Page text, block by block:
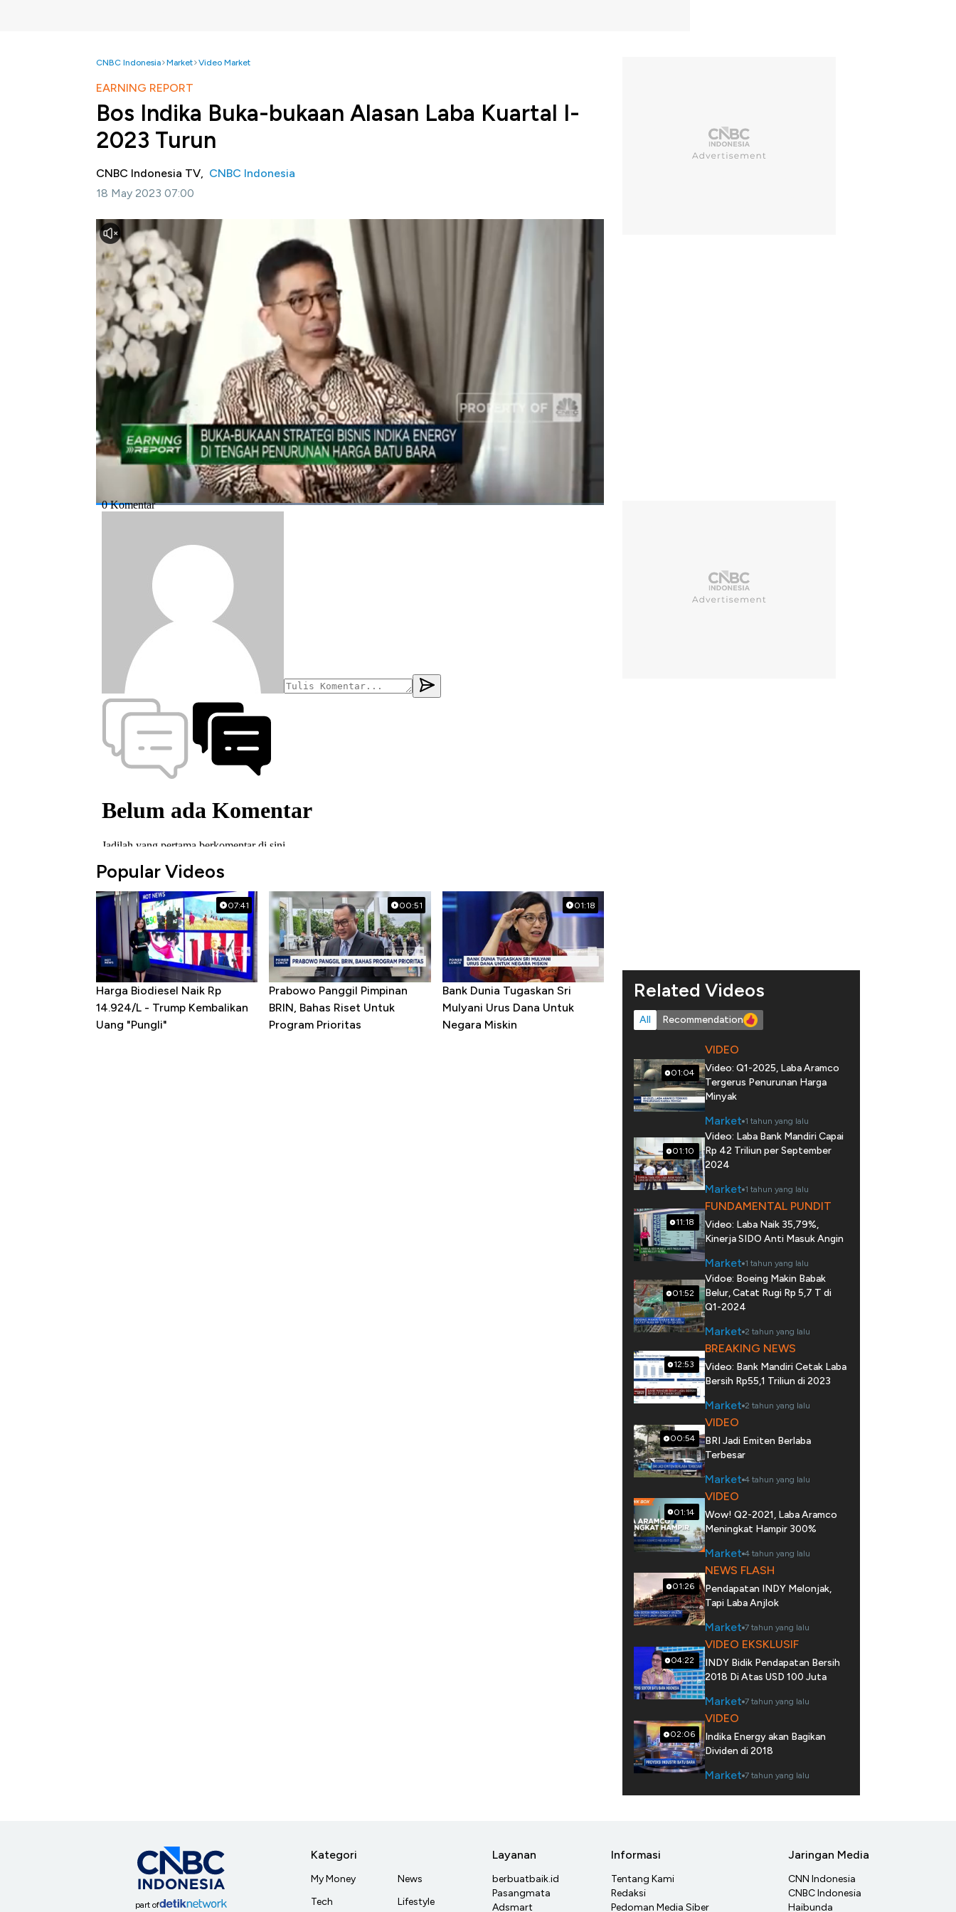
CNBC Indonesia Market Video Market
EARNING REPORT
Bos Indika Buka-bukaan Alasan Laba Kuartal I-
2023 Turun
CNBC Indonesia TV, CNBC Indonesia
18 May 2023 07:00
Jakarta, CNBC Indonesia
- President Director PT Indika Energy Tbk, Arsjad Rasjid menyampaikan
perubahan status perusahaan tambang Kontrak Karya (KK) menjadi Izin Usaha Pertambangan
Khusus (IUPK) telah berdampak bagi laba perusahaan. Selain itu penurunan laba pada kuartal 1 2023
tak terlepas dari dampak dari perubahan rezim izin tambang di Indonesia.
Simak informasi selengkapnya dalam program Earning Report di CNBC Indonesia (Kamis,
18/05/2023) Berikut Ini.
Bagikan:
#laba #indika energy #kuartal 1
Popular Videos
07:41
Harga Biodiesel Naik Rp
14.924/L - Trump Kembalikan
Uang "Pungli"
00:51
Prabowo Panggil Pimpinan
BRIN, Bahas Riset Untuk
Program Prioritas
01:18
Bank Dunia Tugaskan Sri
Mulyani Urus Dana Untuk
Negara Miskin
Related Videos
All Recommendation
01:04
VIDEO
Video: Q1-2025, Laba Aramco
Tergerus Penurunan Harga
Minyak
Market 1 tahun yang lalu
01:10
Video: Laba Bank Mandiri Capai
Rp 42 Triliun per September
2024
Market 1 tahun yang lalu
11:18
FUNDAMENTAL PUNDIT
Video: Laba Naik 35,79%,
Kinerja SIDO Anti Masuk Angin
Market 1 tahun yang lalu
01:52
Vidoe: Boeing Makin Babak
Belur, Catat Rugi Rp 5,7 T di
Q1-2024
Market 2 tahun yang lalu
12:53
BREAKING NEWS
Video: Bank Mandiri Cetak Laba
Bersih Rp55,1 Triliun di 2023
Market 2 tahun yang lalu
00:54
VIDEO
BRI Jadi Emiten Berlaba
Terbesar
Market 4 tahun yang lalu
01:14
VIDEO
Wow! Q2-2021, Laba Aramco
Meningkat Hampir 300%
Market 4 tahun yang lalu
01:26
NEWS FLASH
Pendapatan INDY Melonjak,
Tapi Laba Anjlok
Market 7 tahun yang lalu
04:22
VIDEO EKSKLUSIF
INDY Bidik Pendapatan Bersih
2018 Di Atas USD 100 Juta
Market 7 tahun yang lalu
02:06
VIDEO
Indika Energy akan Bagikan
Dividen di 2018
Market 7 tahun yang lalu
part of
Kategori
My Money
Tech
News
Lifestyle
Layanan
berbuatbaik.id
Pasangmata
Adsmart
Informasi
Tentang Kami
Redaksi
Pedoman Media Siber
Jaringan Media
CNN Indonesia
CNBC Indonesia
Haibunda